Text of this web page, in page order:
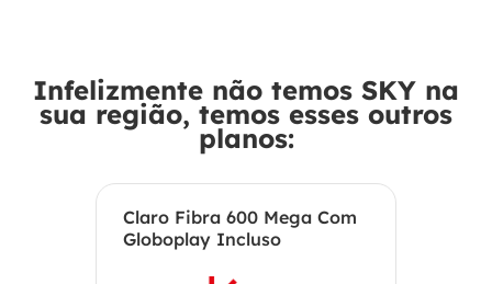
Infelizmente não temos SKY na
sua região, temos esses outros
planos:
Claro Fibra 600 Mega Com
Globoplay Incluso